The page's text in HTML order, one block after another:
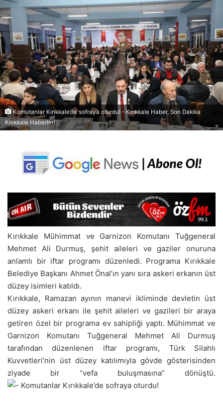
Komutanlar Kırıkkale’de sofraya oturdu! - Kırıkkale Haber, Son Dakika
Kırıkkale Haberleri
Kırıkkale Mühimmat ve Garnizon Komutanı Tuğgeneral
Mehmet Ali Durmuş, şehit aileleri ve gaziler onuruna
anlamlı bir iftar programı düzenledi. Programa Kırıkkale
Belediye Başkanı Ahmet Önal’ın yanı sıra askeri erkanın üst
düzey isimleri katıldı.
Kırıkkale, Ramazan ayının manevi ikliminde devletin üst
düzey askeri erkanı ile şehit aileleri ve gazileri bir araya
getiren özel bir programa ev sahipliği yaptı. Mühimmat ve
Garnizon Komutanı Tuğgeneral Mehmet Ali Durmuş
tarafından düzenlenen iftar programı, Türk Silahlı
Kuvvetleri’nin üst düzey katılımıyla gövde gösterisinden
ziyade bir “vefa buluşmasına” dönüştü.